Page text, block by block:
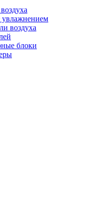
увлажнением
воздуха
блоки